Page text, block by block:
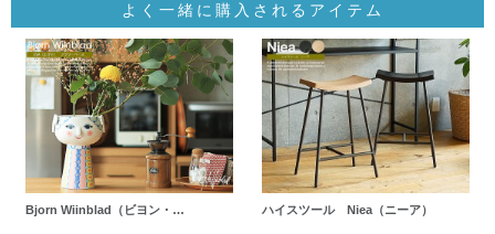
よく一緒に購入されるアイテム
Bjorn Wiinblad（ビヨン・… ハイスツール Niea（ニーア）